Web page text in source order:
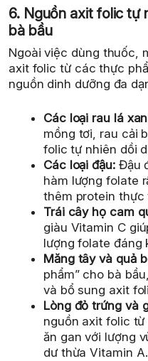
6. Nguồn axit folic tự
bà bầu
Ngoài việc dùng thuốc,
axit folic từ các thực
nguồn dinh dưỡng đa
Các loại rau lá
mồng tơi, rau cải
folic tự nhiên dồi
Các loại đậu:Đậu
hàm lượng folate
thêm protein thực
Trái cây họ cam
giàu Vitamin C
lượng folate đáng
Măng tây và quả
phẩm” cho bà
và bổ sung axit
Lòng đỏ trứng và
nguồn axit folic
ăn gan với lượng
dư thừa Vitamin A.